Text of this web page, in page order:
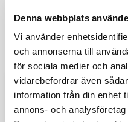
Denna webbplats
Vi använder
och annonserna till
för sociala medier och
vidarebefordrar även
information från din enhet
annons- och